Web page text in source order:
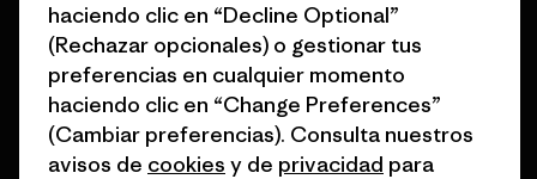
Asumimos la
responsabilidad de nuestro
impacto.
haciendo clic en “Decline Optional”
(Rechazar opcionales) o gestionar tus
preferencias en cualquier momento
haciendo clic en “Change Preferences”
(Cambiar preferencias). Consulta nuestros
avisos de cookies y de privacidad para